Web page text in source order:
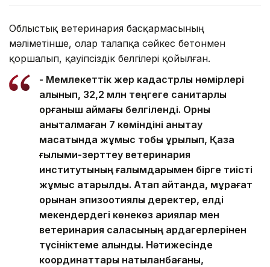
Облыстық ветеринария басқармасының
мәліметінше, олар талапқа сәйкес бетонмен
қоршалып, қауіпсіздік белгілері қойылған.
- Мемлекеттік жер кадастрлық нөмірлері
алынып, 32,2 млн теңгеге санитарлық
қорғаныш аймағы белгіленді. Орны
анықталмаған 7 көміндіні анықтау
мақсатында жұмыс тобы құрылып, Қазақ
ғылыми-зерттеу ветеринария
институтының ғалымдарымен бірге тиісті
жұмыс атқарылды. Атап айтқанда, мұрағат
қорынан эпизоотиялық деректер, елді
мекендердегі көнекөз қариялар мен
ветеринария саласының ардагерлерінен
түсініктеме алынды. Нәтижесінде
координаттары нақтыланбағаны,